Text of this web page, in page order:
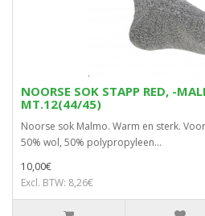
NOORSE SOK STAPP RED, -
MT.12(44/45)
Noorse sok Malmo. Warm en sterk.
50% wol, 50% polypropyleen...
10,00€
Excl. BTW: 8,26€